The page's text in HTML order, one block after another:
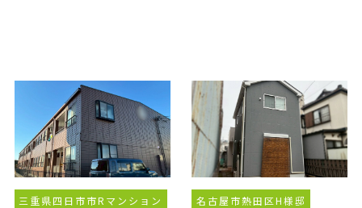
三重県四日市市Rマンション 名古屋市熱田区H様邸